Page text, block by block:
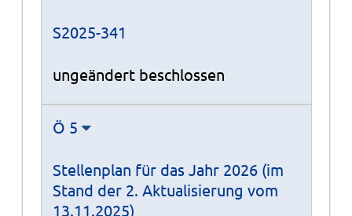
S2025-341
ungeändert beschlossen
Ö 5
Stellenplan für das Jahr 2026 (im
Stand der 2. Aktualisierung vom
13.11.2025)